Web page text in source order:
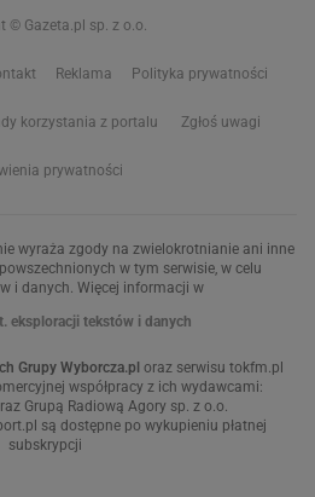
© Gazeta.pl sp. z o.o.
Reklama Polityka prywatności
korzystania z portalu Zgłoś uwagi
prywatności
wyraża zgody na zwielokrotnianie ani inne
w tym serwisie, w celu
i danych. Więcej informacji w
eksploracji tekstów i danych
Grupy Wyborcza.pl oraz serwisu tokfm.pl
współpracy z ich wydawcami:
Grupą Radiową Agory sp. z o.o.
są dostępne po wykupieniu płatnej
subskrypcji